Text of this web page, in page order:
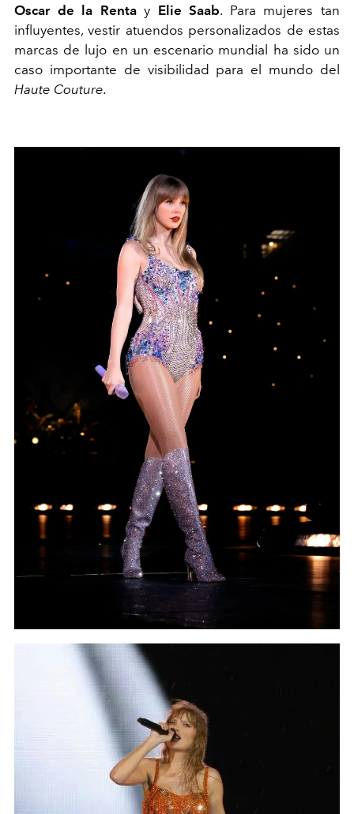
Oscar de la Rentay Elie Saab. Para mujeres tan
influyentes, vestir atuendos personalizados de estas
marcas de lujo en un escenario mundial ha sido un
caso importante de visibilidad para el mundo del
Haute Couture.